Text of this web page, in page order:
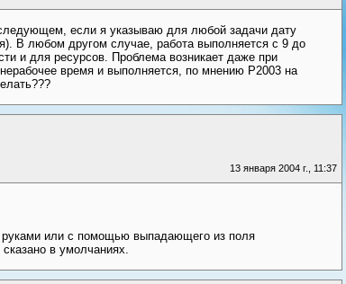
если я указываю для любой задачи дату
В любом другом случае, работа выполняется с 9 до
и для ресурсов. Проблема возникает даже при
время и выполняется, по мнению P2003 на
13 января 2004 г., 11:37
или с помощью выпадающего из поля
в умолчаниях.